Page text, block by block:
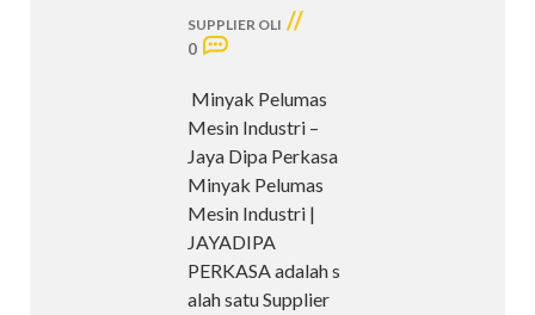
SUPPLIER OLI //
0
Minyak Pelumas
Mesin Industri –
Jaya Dipa Perkasa
Minyak Pelumas
Mesin Industri |
JAYADIPA
PERKASA adalah s
alah satu Supplier